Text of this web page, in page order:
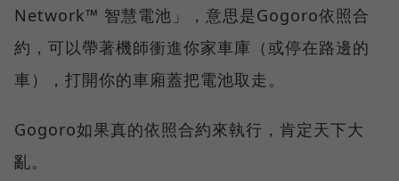
Network™ 智慧電池」，意思是Gogoro依照合
約，可以帶著機師衝進你家車庫（或停在路邊的
車），打開你的車廂蓋把電池取走。
Gogoro如果真的依照合約來執行，肯定天下大
亂。